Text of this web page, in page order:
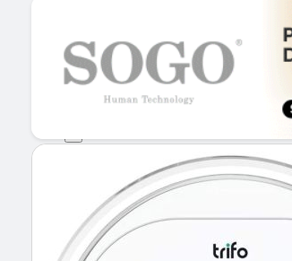
GUÍA DE COMPRA
NUEVOS PRODUCTOS
CONSEJOS TECH
MERCADOS Y TENDENCIAS
HEMEROTECA